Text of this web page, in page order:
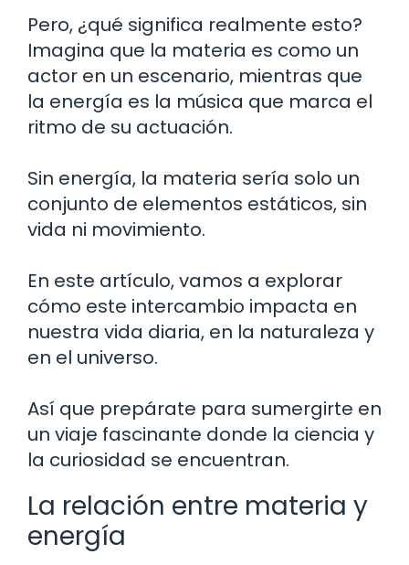
Pero, ¿qué significa realmente esto?
Imagina que la materia es como un
actor en un escenario, mientras que
la energía es la música que marca el
ritmo de su actuación.
Sin energía, la materia sería solo un
conjunto de elementos estáticos, sin
vida ni movimiento.
En este artículo, vamos a explorar
cómo este intercambio impacta en
nuestra vida diaria, en la naturaleza y
en el universo.
Así que prepárate para sumergirte en
un viaje fascinante donde la ciencia y
la curiosidad se encuentran.
La relación entre materia y
energía